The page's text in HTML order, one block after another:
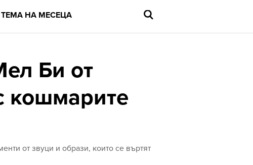
ТЕМА НА МЕСЕЦА
Би от
кошмарите
от звуци и образи, които се въртят